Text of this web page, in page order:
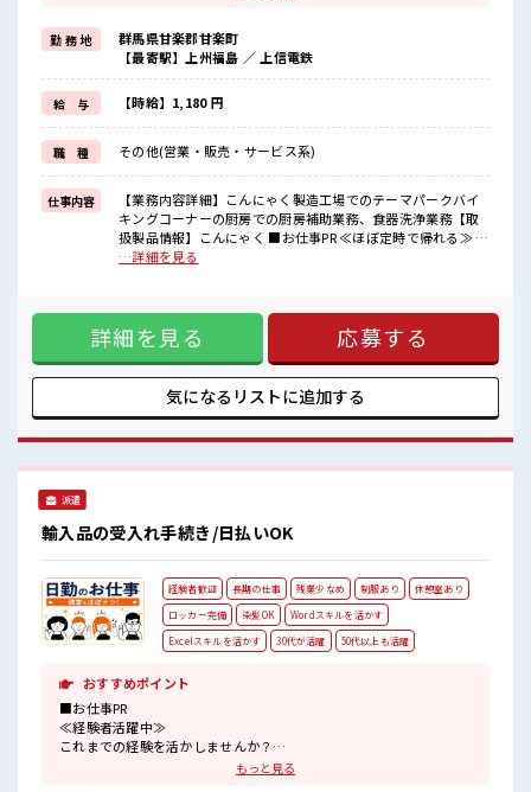
≪女性も活躍中の職場≫
もちろん男性の応募もOKですよ！
≪髪色自由で自分らしく働く≫
明るすぎたり奇抜でなければ基本的に自由！
(規定有)制服があると毎日の服選びに悩まずOK♪
≪未経験の方も大カンゲイ≫
新しいことにチャレンジするのは不安だけど、
しっかり働く環境が整っています！
イチからスキルUP・ステップUP目指していきましょう！
■職場の雰囲気
女性多めで休み時間は女子トークがあふれる職場です！
もちろん男性の応募もOKですよ！
勤 務 地
群馬県甘楽郡甘楽町
【最寄駅】上州福島 ／ 上信電鉄
給 与 【時給】1,180 円
職 種 その他(営業・販売・サービス系)
仕事内容
【業務内容詳細】こんにゃく製造工場でのテーマパークバイ
キングコーナーの厨房での厨房補助業務、食器洗浄業務【取
扱製品情報】こんにゃく ■お仕事PR ≪ほぼ定時で帰れる≫ 時
間をしっかり確保できる、 残業基本ナシのお仕事♪ オンとオ
らしく働く≫ 明るすぎたり奇抜でなければ基本的に自由！
(規定有)制服があると毎日の服選びに悩まずOK♪ ≪未経験の
方も大カンゲイ≫ 新しいことにチャレンジするのは不安だけ
ど、 しっかり働く環境が整っています！ イチからスキルUP・
ステップUP目指していきましょう！ ■職場の雰囲気 女性多め
で休み時間は女子トークがあふれる職場です！ もちろん男性
ーOK！
…詳細を見る
詳細を見る 応募する
気になるリストに追加する
派遣
輸入品の受入れ手続き/日払いOK
経験者歓迎 長期の仕事 残業少なめ 制服あり
休憩室あり
ロッカー完備
染髪OK
Wordスキルを活かす
Excelスキルを活かす
30代が活躍 50代以上も活躍
おすすめポイント
■お仕事PR
≪経験者活躍中≫
これまでの経験を活かしませんか？
もっと見る